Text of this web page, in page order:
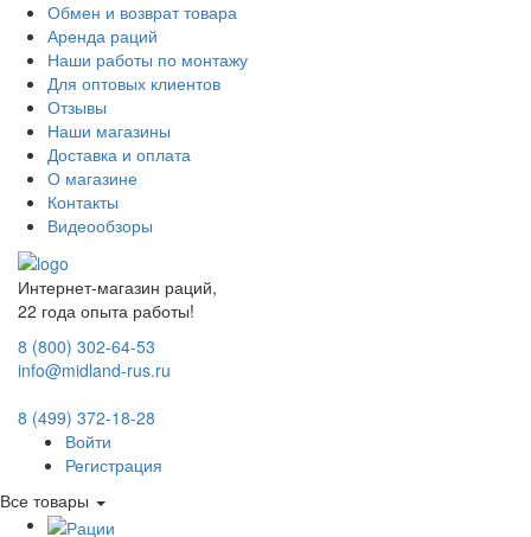
Обмен и возврат товара
Аренда раций
Наши работы по монтажу
Для оптовых клиентов
Отзывы
Наши магазины
Доставка и оплата
О магазине
Контакты
Видеообзоры
Интернет-магазин раций,
22 года опыта работы!
8 (800) 302-64-53
info@midland-rus.ru
8 (499) 372-18-28
Войти
Регистрация
Все товары